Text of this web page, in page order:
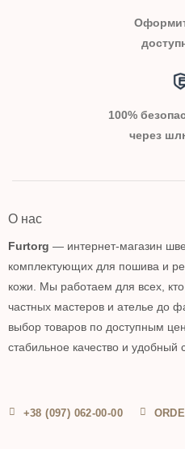
100%
через
О нас
Furtorg — интернет-магазин
комплектующих для пошива и
кожи. Мы работаем для всех,
частных мастеров и ателье до
выбор товаров по доступным
стабильное качество и удобный
+38 (097) 062-00-00